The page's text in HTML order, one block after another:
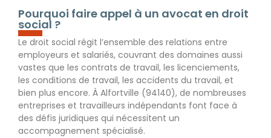
Pourquoi faire appel à un avocat en droit
social ?
Le droit social régit l’ensemble des relations entre
employeurs et salariés, couvrant des domaines aussi
vastes que les contrats de travail, les licenciements,
les conditions de travail, les accidents du travail, et
bien plus encore. À Alfortville (94140), de nombreuses
entreprises et travailleurs indépendants font face à
des défis juridiques qui nécessitent un
accompagnement spécialisé.